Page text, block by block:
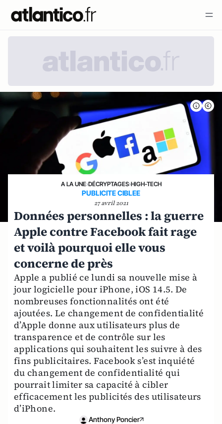
A LA UNE›DÉCRYPTAGES›HIGH-TECH
PUBLICITE CIBLEE
27 avril 2021
Données personnelles : la guerre
Apple contre Facebook fait rage
et voilà pourquoi elle vous
concerne de près
Apple a publié ce lundi sa nouvelle mise à
jour logicielle pour iPhone, iOS 14.5. De
nombreuses fonctionnalités ont été
ajoutées. Le changement de confidentialité
d’Apple donne aux utilisateurs plus de
transparence et de contrôle sur les
applications qui souhaitent les suivre à des
fins publicitaires. Facebook s’est inquiété
du changement de confidentialité qui
pourrait limiter sa capacité à cibler
efficacement les publicités des utilisateurs
d’iPhone.
Anthony Poncier